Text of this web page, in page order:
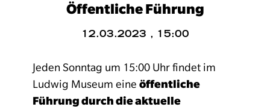
Öffentliche Führung
12.03.2023 , 15:00
Jeden Sonntag um 15:00 Uhr findet im
Ludwig Museum eine öffentliche
Führung durch die aktuelle